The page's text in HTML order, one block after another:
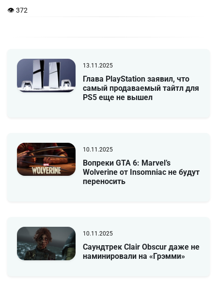
👁 372
13.11.2025
Глава PlayStation заявил, что
самый продаваемый тайтл для
PS5 еще не вышел
10.11.2025
Вопреки GTA 6: Marvel’s
Wolverine от Insomniac не будут
переносить
10.11.2025
Саундтрек Clair Obscur даже не
наминировали на «Грэмми»